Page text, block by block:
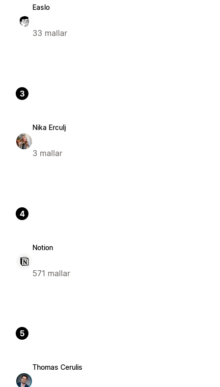
Easlo
33 mallar
3
Nika Erculj
3 mallar
4
Notion
571 mallar
5
Thomas Cerulis